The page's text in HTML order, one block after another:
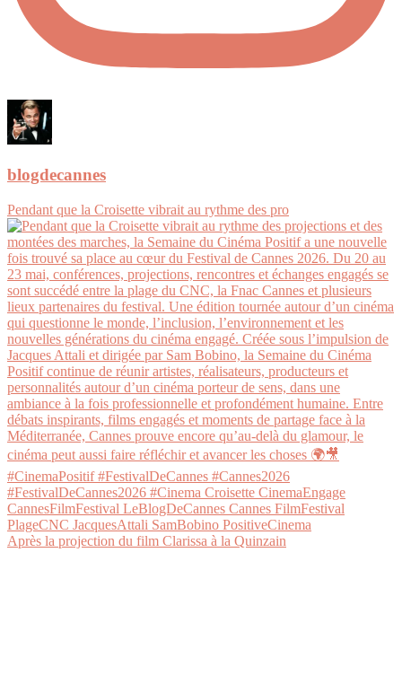
blogdecannes
Pendant que la Croisette vibrait au rythme des pro
Après la projection du film Clarissa à la Quinzain